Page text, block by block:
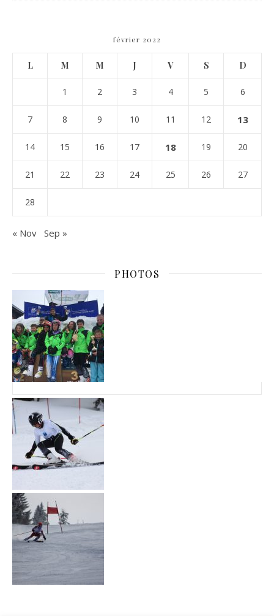
février 2022
L M M J V S D
1 2 3 4 5 6
7 8 9 10 11 12 13
14 15 16 17 18 19 20
21 22 23 24 25 26 27
28
« Nov Sep »
PHOTOS